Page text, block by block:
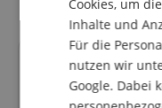
Cookies, um
Inhalte und
Für die
nutzen wir
Google. Dabei